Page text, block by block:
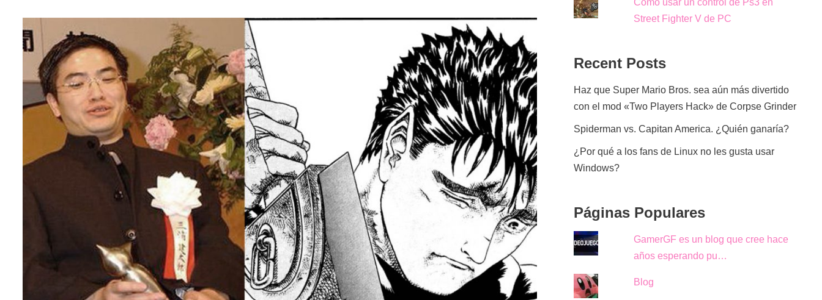
Cómo usar un control de Ps3 en
Street Fighter V de PC
Recent Posts
Haz que Super Mario Bros. sea aún más divertido
con el mod «Two Players Hack» de Corpse Grinder
Spiderman vs. Capitan America. ¿Quién ganaría?
¿Por qué a los fans de Linux no les gusta usar
Windows?
Páginas Populares
GamerGF es un blog que cree hace
años esperando pu…
Blog